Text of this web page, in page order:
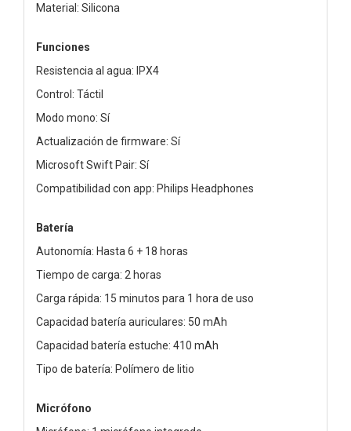
Material: Silicona
Funciones
Resistencia al agua: IPX4
Control: Táctil
Modo mono: Sí
Actualización de firmware: Sí
Microsoft Swift Pair: Sí
Compatibilidad con app: Philips Headphones
Batería
Autonomía: Hasta 6 + 18 horas
Tiempo de carga: 2 horas
Carga rápida: 15 minutos para 1 hora de uso
Capacidad batería auriculares: 50 mAh
Capacidad batería estuche: 410 mAh
Tipo de batería: Polímero de litio
Micrófono